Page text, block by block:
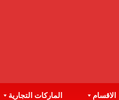
الاقسام الماركات التجارية